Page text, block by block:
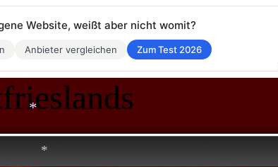
Website, weißt aber nicht womit?
Anbieter vergleichen Zum Test 2026